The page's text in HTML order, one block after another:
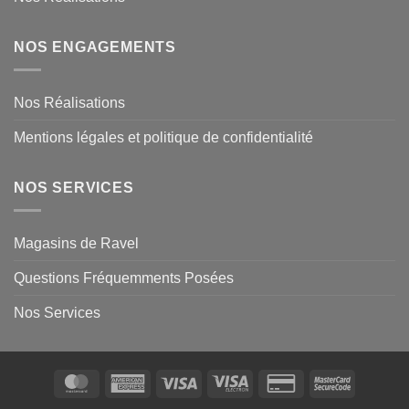
NOS ENGAGEMENTS
Nos Réalisations
Mentions légales et politique de confidentialité
NOS SERVICES
Magasins de Ravel
Questions Fréquemments Posées
Nos Services
MasterCardAmerican Visa
Visa
Credit